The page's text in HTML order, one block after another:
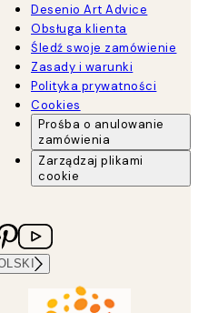
Desenio Art Advice
Obsługa klienta
Śledź swoje zamówienie
Zasady i warunki
Polityka prywatności
Cookies
Prośba o anulowanie
zamówienia
Zarządzaj plikami
cookie